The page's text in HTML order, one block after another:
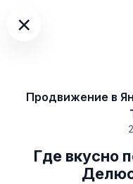
×
Продвижение в
Где вкусно